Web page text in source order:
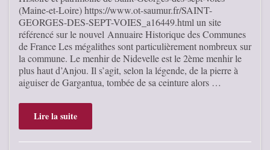
(Maine-et-Loire) https://www.ot-saumur.fr/SAINT-
GEORGES-DES-SEPT-VOIES_a16449.html un site
référencé sur le nouvel Annuaire Historique des Communes
de France Les mégalithes sont particulièrement nombreux sur
la commune. Le menhir de Nidevelle est le 2ème menhir le
plus haut d’Anjou. Il s’agit, selon la légende, de la pierre à
aiguiser de Gargantua, tombée de sa ceinture alors …
Lire la suite